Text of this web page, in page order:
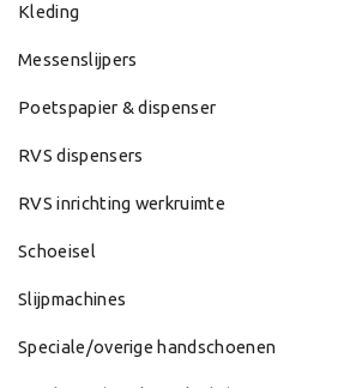
Kleding
Messenslijpers
Poetspapier & dispenser
RVS dispensers
RVS inrichting werkruimte
Schoeisel
Slijpmachines
Speciale/overige handschoenen